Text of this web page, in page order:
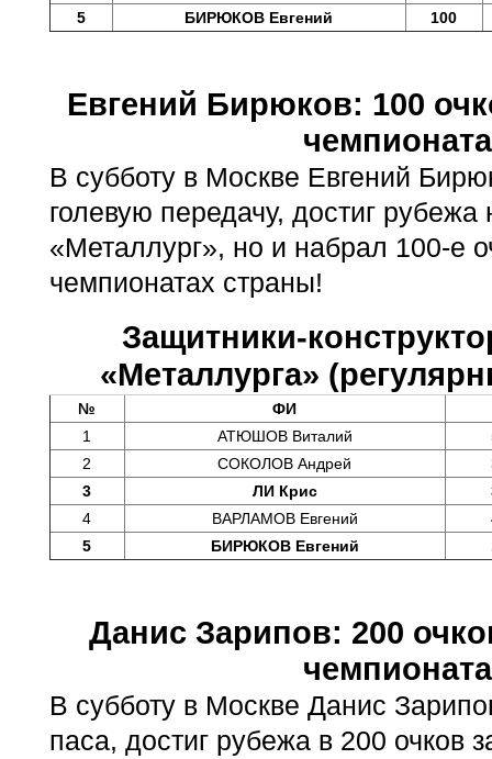
5
БИРЮКОВ Евгений 100
Евгений Бирюков: 100
В субботу в Москве Евгений
голевую передачу, достиг рубежа
«Металлург», но и набрал 100-е
чемпионатах страны!
Защитники-
«Металлурга»
№
ФИ
1
АТЮШОВ Виталий
2
СОКОЛОВ Андрей
3
ЛИ Крис
4
ВАРЛАМОВ Евгений
5
БИРЮКОВ Евгений
Данис Зарипов: 200
В субботу в Москве Данис
паса, достиг рубежа в 200 очков